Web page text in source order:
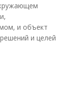
и объект
и целей